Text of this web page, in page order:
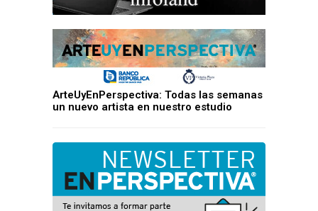
ArteUyEnPerspectiva: Todas las semanas
un nuevo artista en nuestro estudio